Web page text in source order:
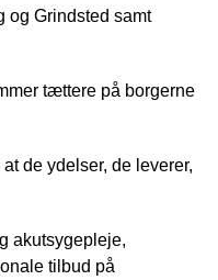
og Grindsted samt
tættere på borgerne
de ydelser, de leverer,
akutsygepleje,
tilbud på